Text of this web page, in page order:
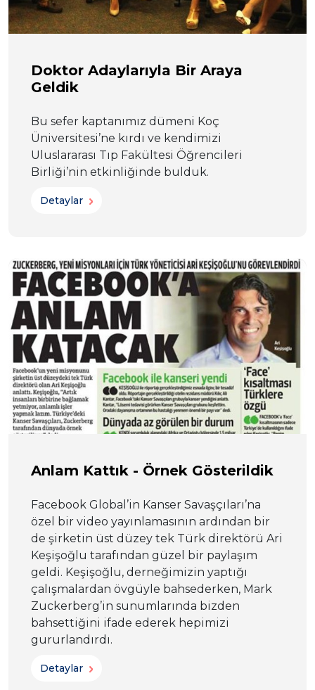
Doktor Adaylarıyla Bir Araya
Geldik
Bu sefer kaptanımız dümeni Koç
Üniversitesi’ne kırdı ve kendimizi
Uluslararası Tıp Fakültesi Öğrencileri
Birliği’nin etkinliğinde bulduk.
Detaylar
Anlam Kattık - Örnek Gösterildik
Facebook Global’in Kanser Savaşçıları’na
özel bir video yayınlamasının ardından bir
de şirketin üst düzey tek Türk direktörü Ari
Keşişoğlu tarafından güzel bir paylaşım
geldi. Keşişoğlu, derneğimizin yaptığı
çalışmalardan övgüyle bahsederken, Mark
Zuckerberg’in sunumlarında bizden
bahsettiğini ifade ederek hepimizi
gururlandırdı.
Detaylar